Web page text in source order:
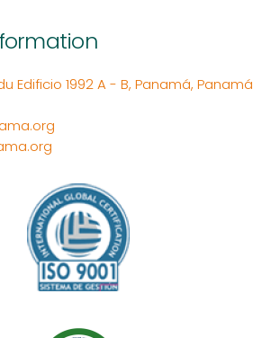
Edificio 1992 A - B, Panamá, Panamá